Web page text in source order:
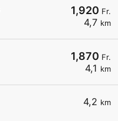
1,920 Fr.
4,7 km
1,870 Fr.
4,1 km
4,2 km